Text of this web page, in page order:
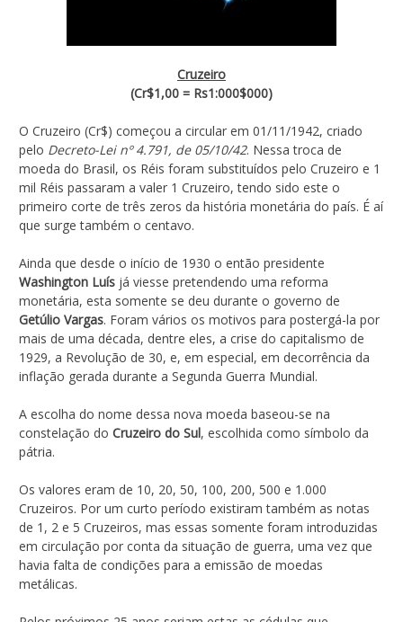
Cruzeiro
(Cr$1,00 = Rs1:000$000)
O Cruzeiro (Cr$) começou a circular em 01/11/1942, criado
pelo Decreto-Lei nº 4.791, de 05/10/42. Nessa troca de
moeda do Brasil, os Réis foram substituídos pelo Cruzeiro e 1
mil Réis passaram a valer 1 Cruzeiro, tendo sido este o
primeiro corte de três zeros da história monetária do país. É aí
que surge também o centavo.
Ainda que desde o início de 1930 o então presidente
Washington Luís já viesse pretendendo uma reforma
monetária, esta somente se deu durante o governo de
Getúlio Vargas. Foram vários os motivos para postergá-la por
mais de uma década, dentre eles, a crise do capitalismo de
1929, a Revolução de 30, e, em especial, em decorrência da
inflação gerada durante a Segunda Guerra Mundial.
A escolha do nome dessa nova moeda baseou-se na
constelação do Cruzeiro do Sul, escolhida como símbolo da
pátria.
Os valores eram de 10, 20, 50, 100, 200, 500 e 1.000
Cruzeiros. Por um curto período existiram também as notas
de 1, 2 e 5 Cruzeiros, mas essas somente foram introduzidas
em circulação por conta da situação de guerra, uma vez que
havia falta de condições para a emissão de moedas
metálicas.